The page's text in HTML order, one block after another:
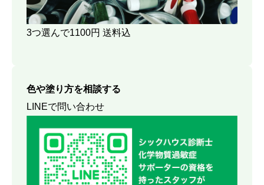
3つ選んで1100円 送料込
色や塗り方を相談する
LINEで問い合わせ